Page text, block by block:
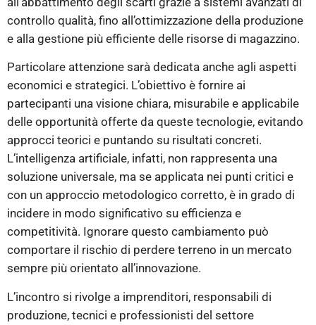
controllo qualità, fino all’ottimizzazione della produzione
e alla gestione più efficiente delle risorse di magazzino.
Particolare attenzione sarà dedicata anche agli aspetti
economici e strategici. L’obiettivo è fornire ai
partecipanti una visione chiara, misurabile e applicabile
delle opportunità offerte da queste tecnologie, evitando
approcci teorici e puntando su risultati concreti.
L’intelligenza artificiale, infatti, non rappresenta una
soluzione universale, ma se applicata nei punti critici e
con un approccio metodologico corretto, è in grado di
incidere in modo significativo su efficienza e
competitività. Ignorare questo cambiamento può
comportare il rischio di perdere terreno in un mercato
sempre più orientato all’innovazione.
L’incontro si rivolge a imprenditori, responsabili di
produzione, tecnici e professionisti del settore